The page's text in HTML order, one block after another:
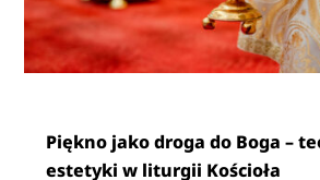
Piękno jako droga do Boga –
estetyki w liturgii Kościoła